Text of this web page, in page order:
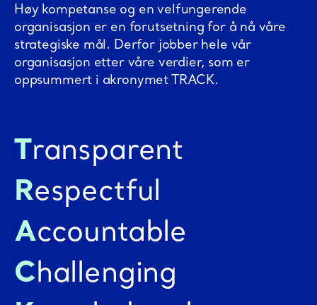
Høy kompetanse og en velfungerende
organisasjon er en forutsetning for å nå våre
strategiske mål. Derfor jobber hele vår
organisasjon etter våre verdier, som er
oppsummert i akronymet TRACK.
Transparent
Respectful
Accountable
Challenging